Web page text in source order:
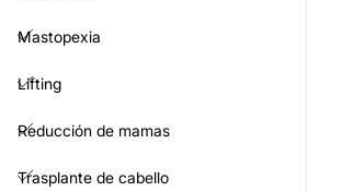
Mastopexia
Lifting
Reducción de mamas
Trasplante de cabello